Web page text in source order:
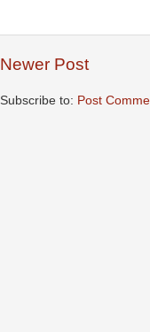
Newer Post
Subscribe to: Post